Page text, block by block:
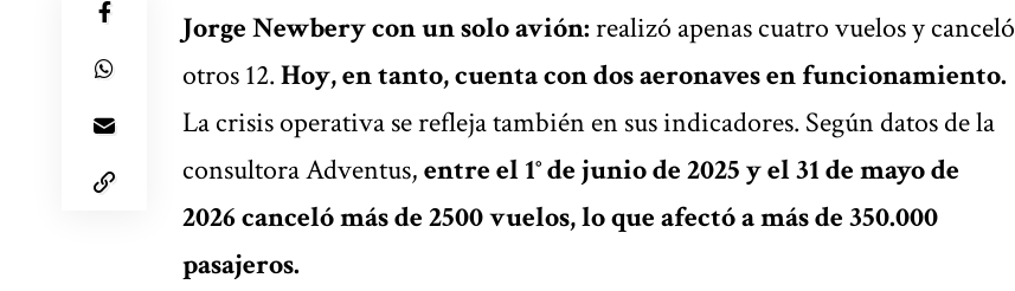
Jorge Newbery con un solo avión:realizó apenas cuatro vuelos y canceló
otros 12.Hoy, en tanto, cuenta con dos aeronaves en funcionamiento.
La crisis operativa se refleja también en sus indicadores. Según datos de la
consultora Adventus,entre el 1° de junio de 2025 y el 31 de mayo de
2026 canceló más de 2500 vuelos, lo que afectó a más de 350.000
pasajeros.